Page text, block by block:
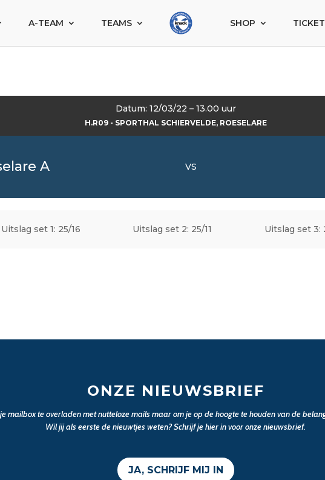
A-TEAM TEAMS SHOP
Datum: 12/03/22 – 13.00 uur
H.R09 - SPORTHAL SCHIERVELDE, ROESELARE
A VS
Uitslag set 1: 25/16 Uitslag set 2: 25/11 Uitslag set 3:
ONZE NIEUWSBRIEF
mailbox te overladen met nutteloze mails maar om je op de hoogte te houden van de
Wil jij als eerste de nieuwtjes weten? Schrijf je hier in voor onze nieuwsbrief.
JA, SCHRIJF MIJ IN